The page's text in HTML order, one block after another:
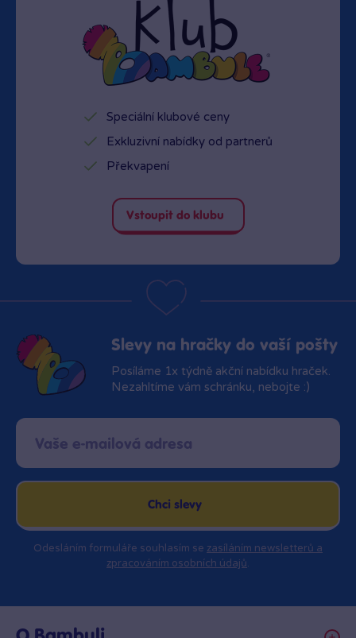
Speciální klubové ceny
Exkluzivní nabídky od partnerů
Překvapení
Vstoupit do klubu
Slevy na hračky do vaší pošty
Posíláme 1x týdně akční nabídku hraček.
Nezahltíme vám schránku, nebojte :)
Chci slevy
Odesláním formuláře souhlasím se zasíláním newsletterů a
zpracováním osobních údajů.